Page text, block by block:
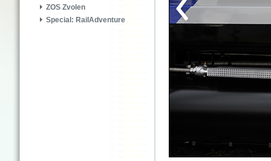
ZOS Zvolen
Special: RailAdventure